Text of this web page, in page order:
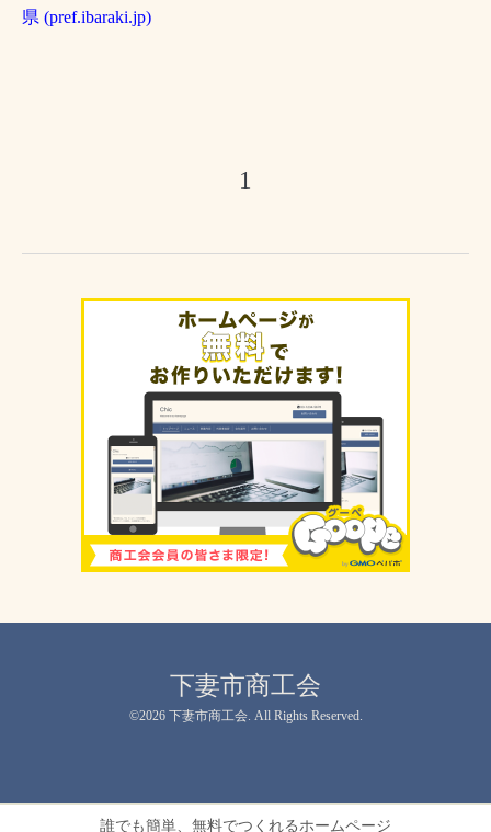
県 (pref.ibaraki.jp)
1
下妻市商工会
©2026 下妻市商工会. All Rights Reserved.
誰でも簡単、無料でつくれるホームページ